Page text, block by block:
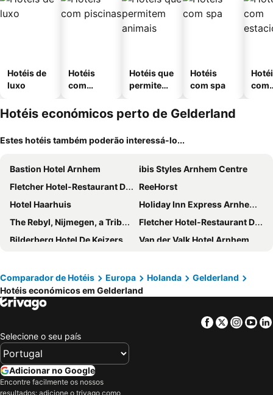
Hotéis de
luxo
Hotéis
com
Hotéis que
permitem
Hotéis
com spa
com
Hotéis económicos perto de Gelderland
Estes hotéis também poderão interessá-lo...
Bastion Hotel Arnhem
ibis Styles Arnhem Centre
Fletcher Hotel-Restaurant De Wageningsche Berg
ReeHorst
Hotel Haarhuis
Holiday Inn Express Arnhem By Ihg
The Rebyl, Nijmegen, a Tribute Portfolio Hotel
Fletcher Hotel-Restaurant De Buunderkamp
Bilderberg Hotel De Keizerskroon
Van der Valk Hotel Arnhem
Fletcher Hotel-Restaurant Sparrenhorst-Veluwe
Fletcher Hotel-Restaurant Doorwerth-Arnhem
Mercure Hotel Nijmegen Centre
Bastion Hotel Nijmegen
Fletcher Hotel-Restaurant Het Veluwse Bos
Hotel De Bilderberg
Fletcher Hotel-Landgoed Huis Te Eerbeek
Fletcher Hotel-Restaurant Victoria-Hoenderloo
Hotel WICC
Comparador de Hotéis Europa Holanda
Gelderland
Hotéis económicos em Gelderland
Facebook
Twitter
Selecione o seu país
Adicionar no Google
Encontre facilmente os nossos
resultados: adicione o trivago como